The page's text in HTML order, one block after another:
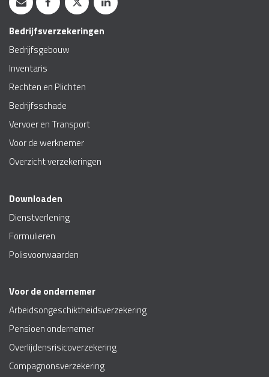
Bedrijfsverzekeringen
Bedrijfsgebouw
Inventaris
Rechten en Plichten
Bedrijfsschade
Vervoer en Transport
Voor de werknemer
Overzicht verzekeringen
Downloaden
Dienstverlening
Formulieren
Polisvoorwaarden
Voor de ondernemer
Arbeidsongeschiktheidsverzekering
Pensioen ondernemer
Overlijdensrisicoverzekering
Compagnonsverzekering